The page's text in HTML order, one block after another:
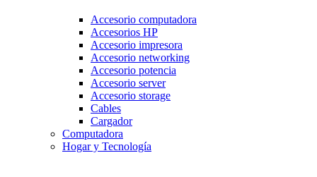
Accesorio computadora
Accesorios HP
Accesorio impresora
Accesorio networking
Accesorio potencia
Accesorio server
Accesorio storage
Cables
Cargador
Computadora
Hogar y Tecnología